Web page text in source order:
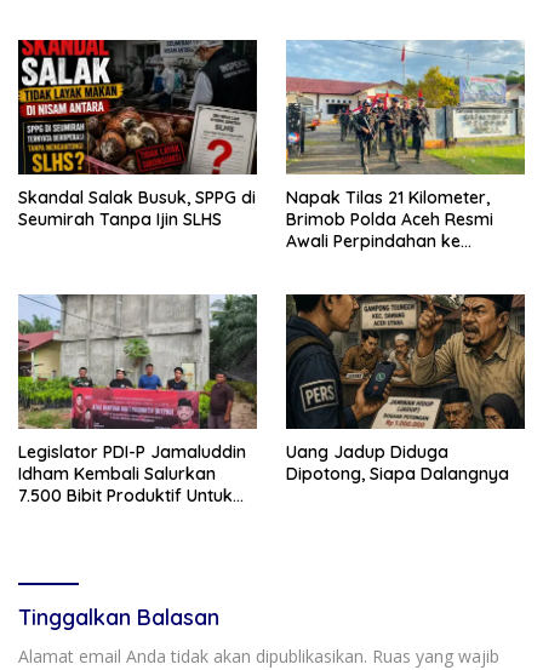
Skandal Salak Busuk, SPPG di
Seumirah Tanpa Ijin SLHS
Napak Tilas 21 Kilometer,
Brimob Polda Aceh Resmi
Awali Perpindahan ke
Legislator PDI-P Jamaluddin
Idham Kembali Salurkan
7.500 Bibit Produktif Untuk
Uang Jadup Diduga
Dipotong, Siapa Dalangnya
Tinggalkan Balasan
Alamat email Anda tidak akan dipublikasikan. Ruas yang wajib